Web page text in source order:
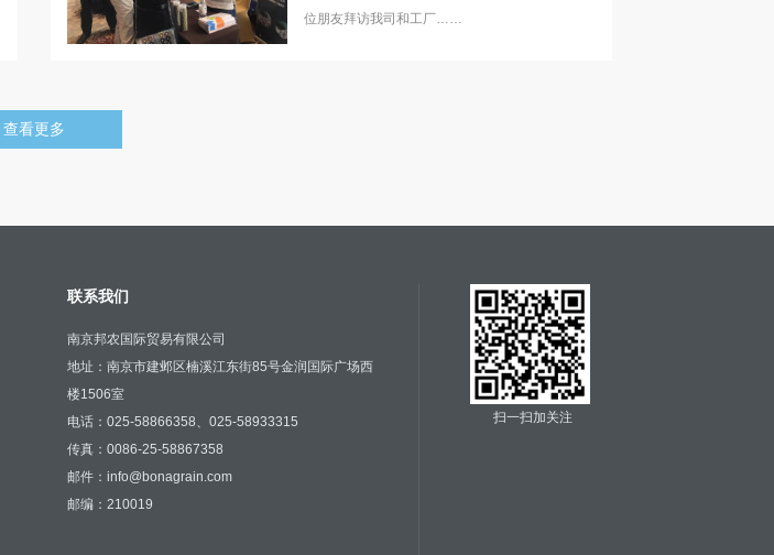
位朋友拜访我司和工厂……
查看更多
联系我们
南京邦农国际贸易有限公司
地址：南京市建邺区楠溪江东街85号金润国际广场西
楼1506室
电话：025-58866358、025-58933315
传真：0086-25-58867358
邮件：info@bonagrain.com
邮编：210019
扫一扫加关注